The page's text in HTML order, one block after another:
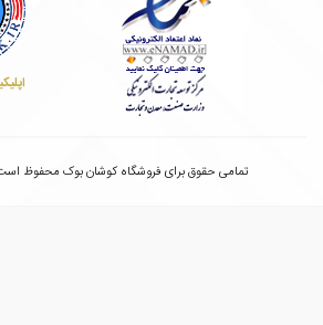
اپلیکیشن
تمامی حقوق برای فروشگاه کوشان بوک محفوظ است.